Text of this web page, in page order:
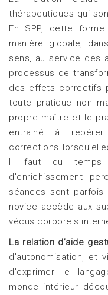
thérapeutiques qui
En SPP, cette
manière globale,
sens, au service des
processus de
des effets correctifs
toute pratique non
propre maître et le
entrainé à repérer
corrections
Il faut du temps
d'enrichissement
séances sont parfois
novice accède aux
vécus corporels
La relation d’aide
d'autonomisation, et
d'exprimer le
monde intérieur